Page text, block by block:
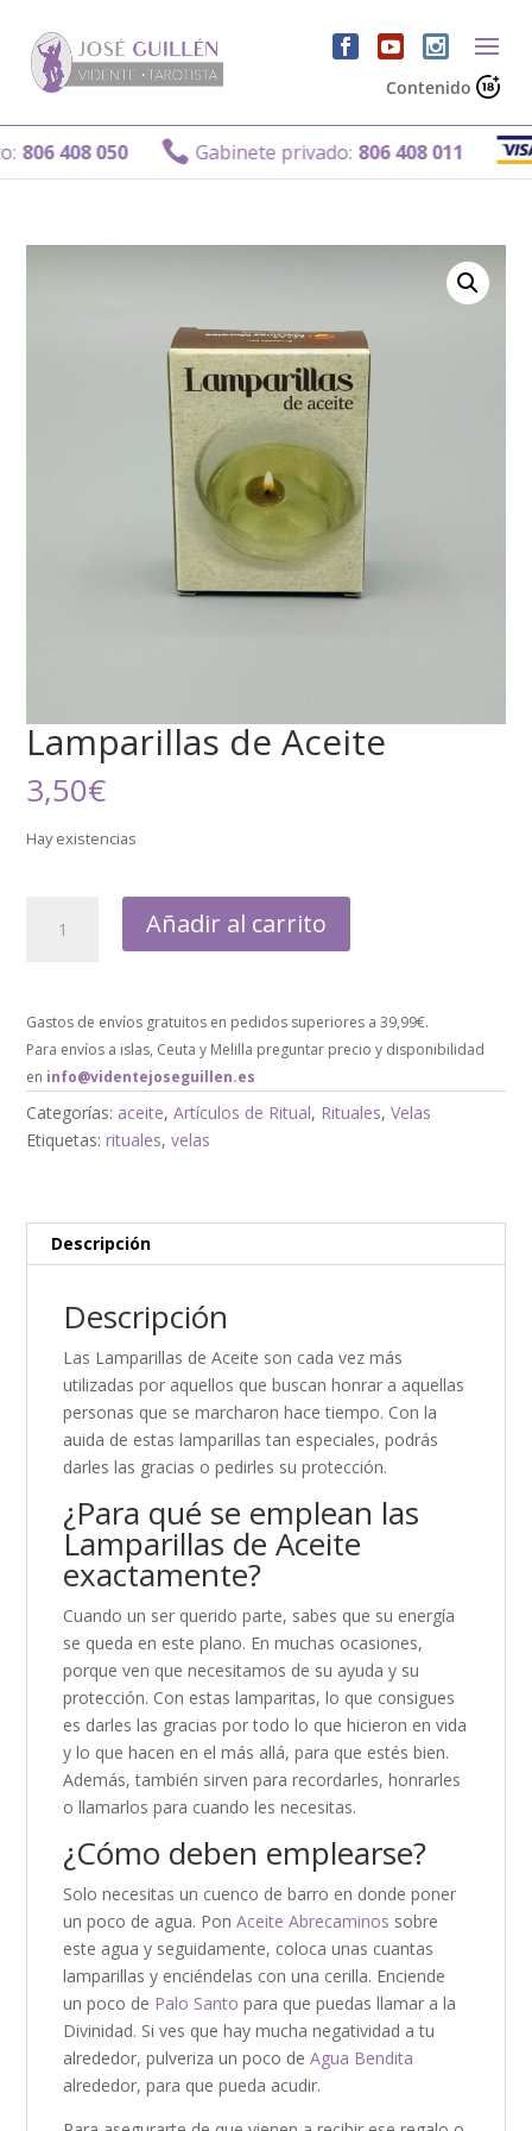
Contenido
408 050  Gabinete privado: 806 408 011
Lamparillas de Aceite
3,50€
Hay existencias
Añadir al carrito
Gastos de envíos gratuitos en pedidos superiores a 39,99€.
Para envíos a islas, Ceuta y Melilla preguntar precio y disponibilidad
en info@videntejoseguillen.es
Categorías: aceite,Artículos de Ritual, Rituales,Velas
Etiquetas:rituales,velas
Descripción
Descripción
Las Lamparillas de Aceite son cada vez más
utilizadas por aquellos que buscan honrar a aquellas
personas que se marcharon hace tiempo. Con la
auida de estas lamparillas tan especiales, podrás
darles las gracias o pedirles su protección.
¿Para qué se emplean las
Lamparillas de Aceite
exactamente?
Cuando un ser querido parte, sabes que su energía
se queda en este plano. En muchas ocasiones,
porque ven que necesitamos de su ayuda y su
protección. Con estas lamparitas, lo que consigues
es darles las gracias por todo lo que hicieron en vida
y lo que hacen en el más allá, para que estés bien.
Además, también sirven para recordarles, honrarles
o llamarlos para cuando les necesitas.
¿Cómo deben emplearse?
Solo necesitas un cuenco de barro en donde poner
un poco de agua. PonAceite Abrecaminos sobre
este agua y seguidamente, coloca unas cuantas
lamparillas y enciéndelas con una cerilla. Enciende
un poco de Palo Santo para que puedas llamar a la
Divinidad. Si ves que hay mucha negatividad a tu
alrededor, pulveriza un poco deAgua Bendita
alrededor, para que pueda acudir.